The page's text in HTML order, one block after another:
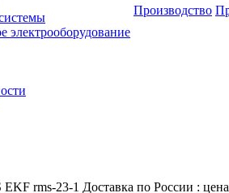
электрооборудование
Производство
rms-23-1 Доставка по России :